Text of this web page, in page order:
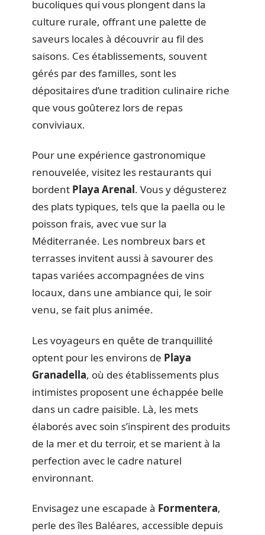
bucoliques qui vous plongent dans la
culture rurale, offrant une palette de
saveurs locales à découvrir au fil des
saisons. Ces établissements, souvent
gérés par des familles, sont les
dépositaires d’une tradition culinaire riche
que vous goûterez lors de repas
conviviaux.
Pour une expérience gastronomique
renouvelée, visitez les restaurants qui
bordent Playa Arenal. Vous y dégusterez
des plats typiques, tels que la paella ou le
poisson frais, avec vue sur la
Méditerranée. Les nombreux bars et
terrasses invitent aussi à savourer des
tapas variées accompagnées de vins
locaux, dans une ambiance qui, le soir
venu, se fait plus animée.
Les voyageurs en quête de tranquillité
optent pour les environs de Playa
Granadella, où des établissements plus
intimistes proposent une échappée belle
dans un cadre paisible. Là, les mets
élaborés avec soin s’inspirent des produits
de la mer et du terroir, et se marient à la
perfection avec le cadre naturel
environnant.
Envisagez une escapade à Formentera,
perle des îles Baléares, accessible depuis